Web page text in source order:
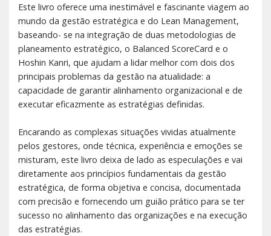
Este livro oferece uma inestimável e fascinante viagem ao
mundo da gestão estratégica e do Lean Management,
baseando- se na integração de duas metodologias de
planeamento estratégico, o Balanced ScoreCard e o
Hoshin Kanri, que ajudam a lidar melhor com dois dos
principais problemas da gestão na atualidade: a
capacidade de garantir alinhamento organizacional e de
executar eficazmente as estratégias definidas.
Encarando as complexas situações vividas atualmente
pelos gestores, onde técnica, experiência e emoções se
misturam, este livro deixa de lado as especulações e vai
diretamente aos princípios fundamentais da gestão
estratégica, de forma objetiva e concisa, documentada
com precisão e fornecendo um guião prático para se ter
sucesso no alinhamento das organizações e na execução
das estratégias.